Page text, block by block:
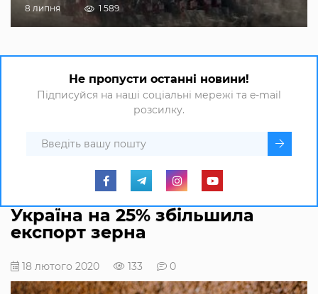
8 липня 1 589
Не пропусти останні новини!
Підписуйся на наші соціальні мережі та e-mail
розсилку.
Україна на 25% збільшила
експорт зерна
18 лютого 2020 133 0